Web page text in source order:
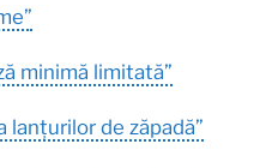
minimă limitată”
lanțurilor de zăpadă”